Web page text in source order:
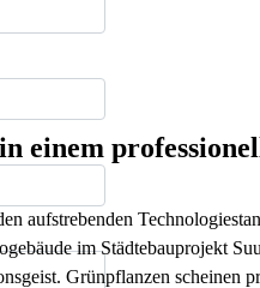
einem
aufstrebenden
im Städtebauprojekt
Grünpflanzen scheinen